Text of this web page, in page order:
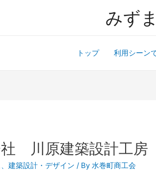
みず
トップ 利用シーン
川原建築設計工房
、建築設計・デザイン / By水巻町商工会